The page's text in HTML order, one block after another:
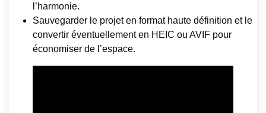
l’harmonie.
Sauvegarder le projet en format haute définition et le
convertir éventuellement en HEIC ou AVIF pour
économiser de l’espace.